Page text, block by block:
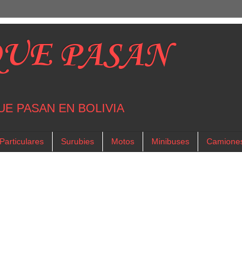
PASAN
PASAN EN BOLIVIA
Surubies Motos Minibuses